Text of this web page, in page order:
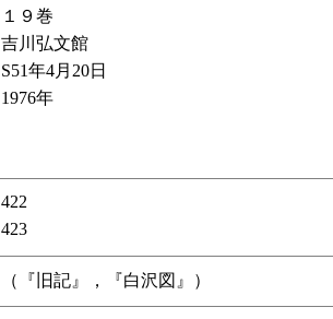
１９巻
吉川弘文館
S51年4月20日
1976年
422
423
（『旧記』，『白沢図』）